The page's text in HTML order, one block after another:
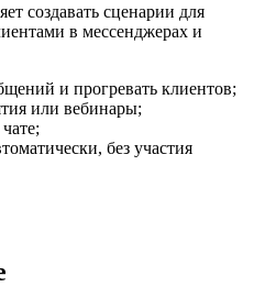
создавать сценарии для
в мессенджерах и
и прогревать клиентов;
или вебинары;
без участия